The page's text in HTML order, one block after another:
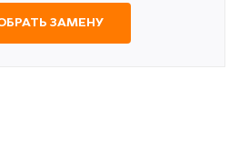
ЗАМЕНУ